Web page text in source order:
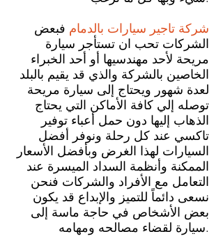
شركة تاجير سيارات بالدمام فبعض
الشركات تحب ان تستأجر سيارة
مريحة لأحد مهندسيها أو أحد الخبراء
الخاصين بالشركة والذي قد يقيم بالبلد
لعدة شهور ويحتاج إلى سيارة مريحة
توصله إلي كافة الأماكن التي يحتاج
الذهاب إليها دون حمل أعباء توفير
تاكسي عند كل رحلة ونوفر أفضل
السيارات لهذا الغرض وبأفضل الأسعار
الممكنة وأنظمة السداد الميسرة عند
التعامل مع الأفراد والشركات فنحن
نسعى دائماً للتميز والإبداع قد يكون
بعض الأشخاص في حاجة ماسة إلى
سيارة لقضاء مصالحه ومهامه.